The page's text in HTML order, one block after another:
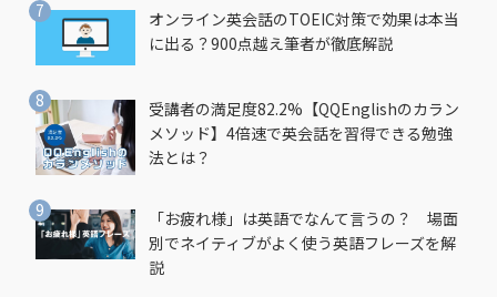
オンライン英会話のTOEIC対策で効果は本当
に出る？900点越え筆者が徹底解説
受講者の満足度82.2%【QQEnglishのカラン
メソッド】4倍速で英会話を習得できる勉強
法とは？
「お疲れ様」は英語でなんて言うの？ 場面
別でネイティブがよく使う英語フレーズを解
説